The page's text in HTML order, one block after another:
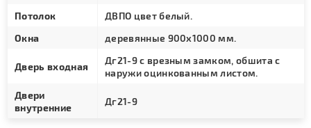
Потолок
ДВПО цвет белый.
Окна
деревянные 900х1000 мм.
Дверь входная
Дг21-9 с врезным замком, обшита с
наружи оцинкованным листом.
Двери
внутренние
Дг21-9